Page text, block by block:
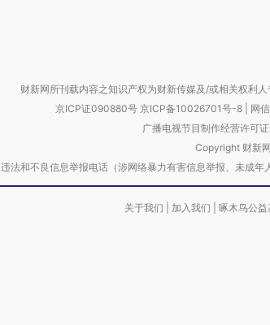
财新网所刊载内容之知识产权为财新传媒及/或相关权利
京ICP证090880号 京ICP备10026701号-8 网
广播电视节目制作经营许可
Copyright 财新
违法和不良信息举报电话（涉网络暴力有害信息举报、未
关于我们 加入我们 啄木鸟公益